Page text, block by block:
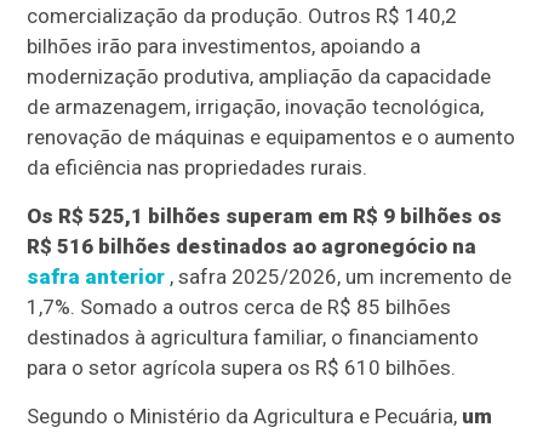
comercialização da produção. Outros R$ 140,2
bilhões irão para investimentos, apoiando a
modernização produtiva, ampliação da capacidade
de armazenagem, irrigação, inovação tecnológica,
renovação de máquinas e equipamentos e o aumento
da eficiência nas propriedades rurais.
Os R$ 525,1 bilhões superam em R$ 9 bilhões os
R$ 516 bilhões destinados ao agronegócio na
safra anterior , safra 2025/2026, um incremento de
1,7%. Somado a outros cerca de R$ 85 bilhões
destinados à agricultura familiar, o financiamento
para o setor agrícola supera os R$ 610 bilhões.
Segundo o Ministério da Agricultura e Pecuária, um